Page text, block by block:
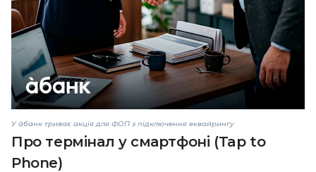
У àбанк триває акція для ФОП з підключення еквайрингу
Про термінал у смартфоні (Tap to
Phone)